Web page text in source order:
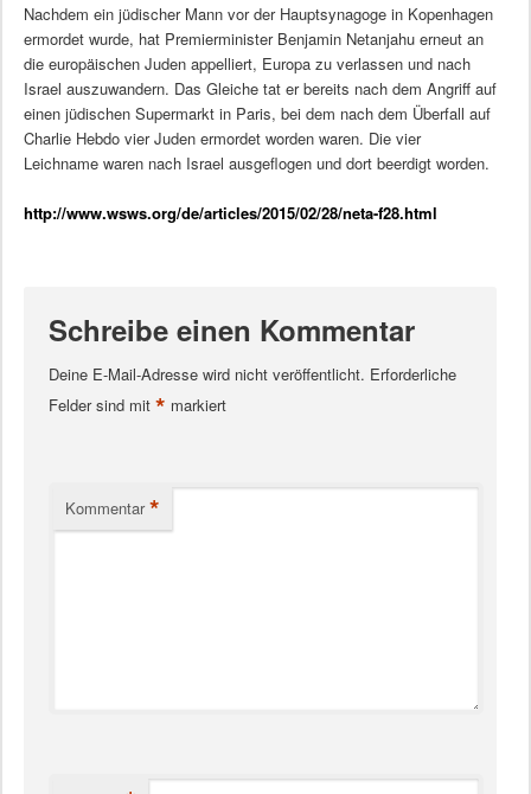
Nachdem ein jüdischer Mann vor der Hauptsynagoge in Kopenhagen
ermordet wurde, hat Premierminister Benjamin Netanjahu erneut an
die europäischen Juden appelliert, Europa zu verlassen und nach
Israel auszuwandern. Das Gleiche tat er bereits nach dem Angriff auf
einen jüdischen Supermarkt in Paris, bei dem nach dem Überfall auf
Charlie Hebdo vier Juden ermordet worden waren. Die vier
Leichname waren nach Israel ausgeflogen und dort beerdigt worden.
http://www.wsws.org/de/articles/2015/02/28/neta-f28.html
Schreibe einen Kommentar
Deine E-Mail-Adresse wird nicht veröffentlicht. Erforderliche
Felder sind mit * markiert
Kommentar *